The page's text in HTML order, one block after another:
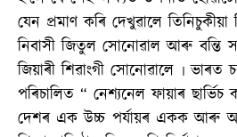
যেন প্ৰমাণ কৰি দেখুৱালে
নিবাসী জিতুল সোনোৱাল আৰু বন্তি
জিয়াৰী শিৱাংগী সোনোৱালে ৷ ভাৰত
পৰিচালিত “ নেশ্যনেল ফায়াৰ
দেশৰ এক উচ্চ পৰ্যায়ৰ একক আৰু